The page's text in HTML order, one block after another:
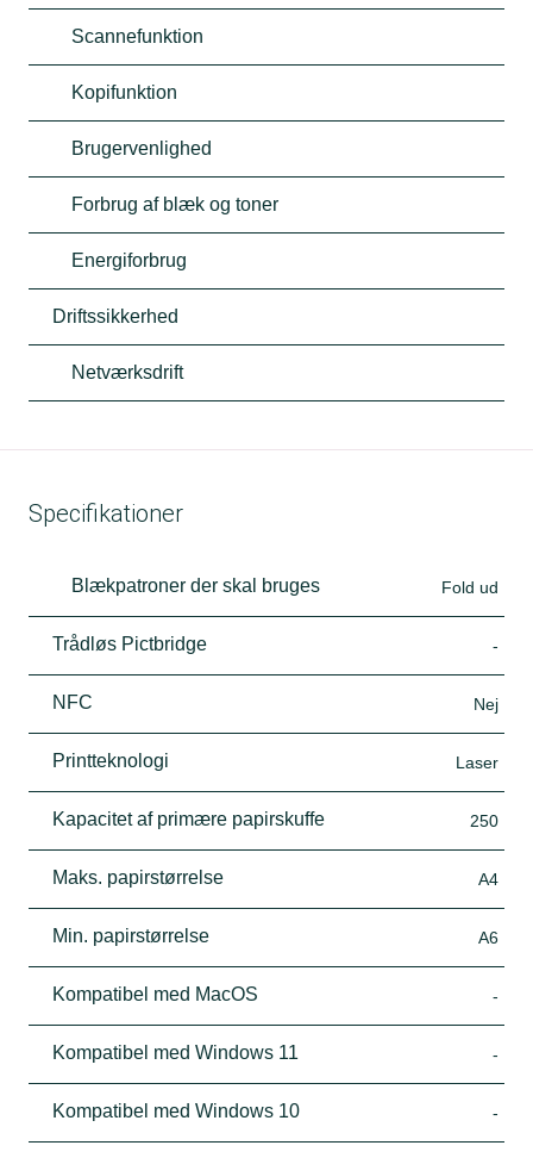
Scannefunktion
Kopifunktion
Brugervenlighed
Forbrug af blæk og toner
Energiforbrug
Driftssikkerhed
Netværksdrift
Specifikationer
Blækpatroner der skal bruges Fold ud
Trådløs Pictbridge -
NFC Nej
Printteknologi Laser
Kapacitet af primære papirskuffe 250
Maks. papirstørrelse A4
Min. papirstørrelse A6
Kompatibel med MacOS -
Kompatibel med Windows 11 -
Kompatibel med Windows 10 -